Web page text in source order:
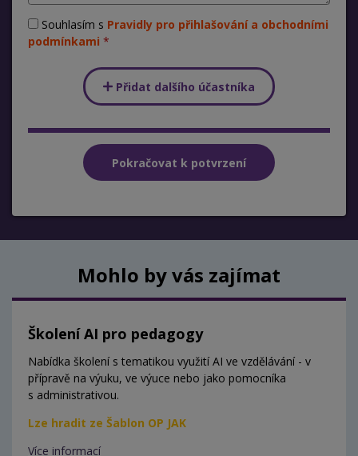
Souhlasím s Pravidly pro přihlašování a obchodními
podmínkami
Přidat dalšího účastníka
Mohlo by vás zajímat
Školení AI pro pedagogy
Nabídka školení s tematikou využití AI ve vzdělávání - v
přípravě na výuku, ve výuce nebo jako pomocníka
s administrativou.
Lze hradit ze Šablon OP JAK
Více informací